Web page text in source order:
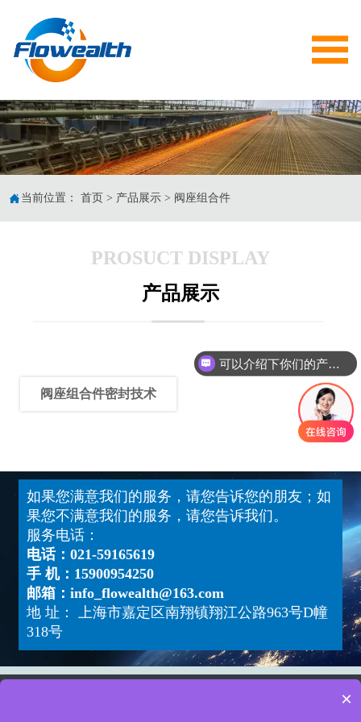

 当前位置： 首页 > 产品展示 > 阀座组合件
PROSUCT DISPLAY
产品展示
阀座组合件密封技术
如果您满意我们的服务，请您告诉您的朋友；如
果您不满意我们的服务，请您告诉我们。
服务电话：
电话：021-59165619
手 机：15900954250
邮箱：info_flowealth@163.com
地 址： 上海市嘉定区南翔镇翔江公路963号D幢
318号
可以介绍下你们的产品么
×